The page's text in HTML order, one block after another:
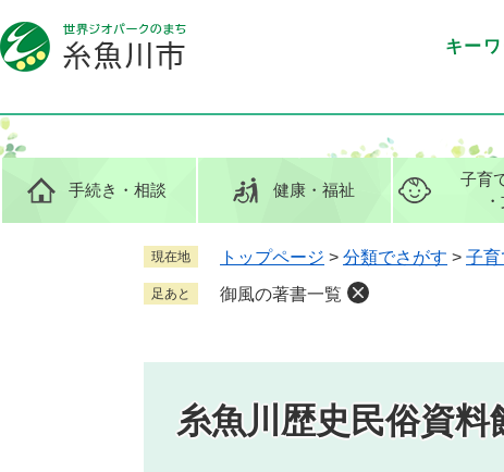
ー
ジ
先
頭
。
ニ
ュ
を
飛
て
手続き ・相談 健康・福祉
子育
キー
現在地 トップページ > 分類でさがす > 子
足あと 御風の著書一覧
糸魚川歴史民俗資料